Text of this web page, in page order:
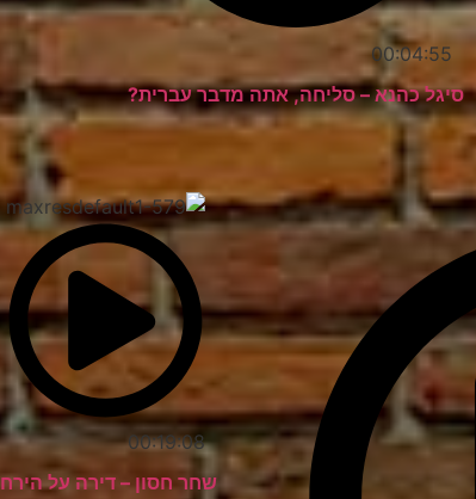
00:04:55
סיגל כהנא – סליחה, אתה מדבר עברית?
00:19:08
שחר חסון – דירה על הירח